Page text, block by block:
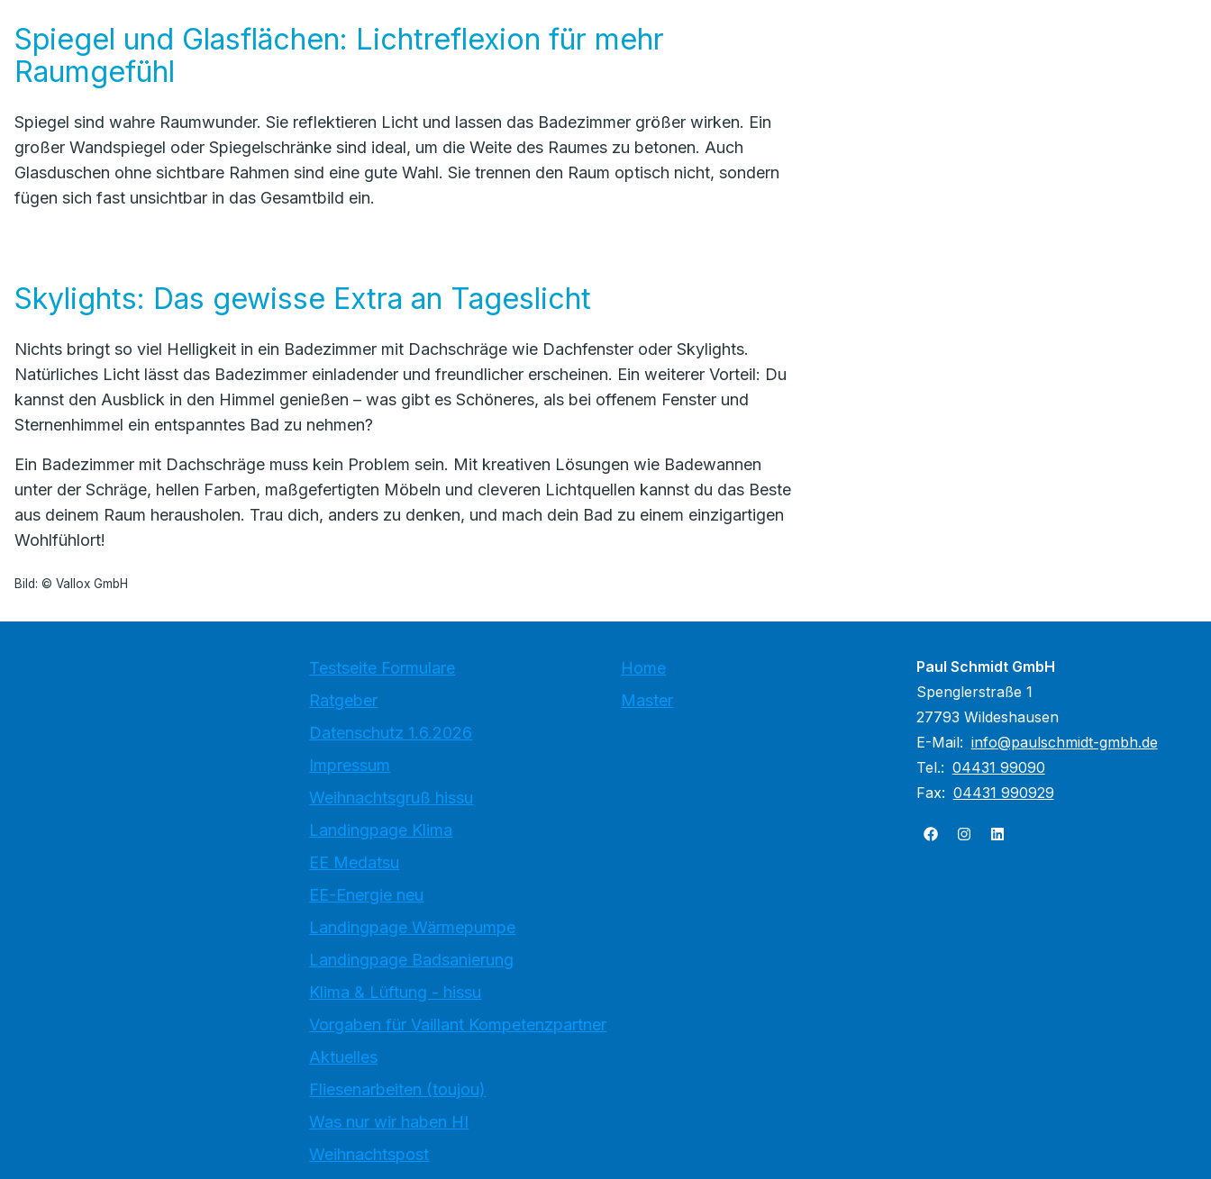
Spiegel und Glasflächen: Lichtreflexion für mehr
Raumgefühl
Spiegel sind wahre Raumwunder. Sie reflektieren Licht und lassen das Badezimmer größer wirken. Ein
großer Wandspiegel oder Spiegelschränke sind ideal, um die Weite des Raumes zu betonen. Auch
Glasduschen ohne sichtbare Rahmen sind eine gute Wahl. Sie trennen den Raum optisch nicht, sondern
fügen sich fast unsichtbar in das Gesamtbild ein.
Skylights: Das gewisse Extra an Tageslicht
Nichts bringt so viel Helligkeit in ein Badezimmer mit Dachschräge wie Dachfenster oder Skylights.
Natürliches Licht lässt das Badezimmer einladender und freundlicher erscheinen. Ein weiterer Vorteil: Du
kannst den Ausblick in den Himmel genießen – was gibt es Schöneres, als bei offenem Fenster und
Sternenhimmel ein entspanntes Bad zu nehmen?
Ein Badezimmer mit Dachschräge muss kein Problem sein. Mit kreativen Lösungen wie Badewannen
unter der Schräge, hellen Farben, maßgefertigten Möbeln und cleveren Lichtquellen kannst du das Beste
aus deinem Raum herausholen. Trau dich, anders zu denken, und mach dein Bad zu einem einzigartigen
Wohlfühlort!
Bild: © Vallox GmbH
Testseite Formulare
Ratgeber
Datenschutz 1.6.2026
Impressum
Weihnachtsgruß hissu
Landingpage Klima
EE Medatsu
EE-Energie neu
Landingpage Wärmepumpe
Landingpage Badsanierung
Klima & Lüftung - hissu
Vorgaben für Vaillant Kompetenzpartner
Aktuelles
Fliesenarbeiten (toujou)
Was nur wir haben HI
Weihnachtspost
Home
Master
Paul Schmidt GmbH
Spenglerstraße 1
27793 Wildeshausen
E-Mail: info@paulschmidt-gmbh.de
Tel.: 04431 99090
Fax: 04431 990929